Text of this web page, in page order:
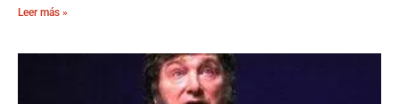
Leer más »